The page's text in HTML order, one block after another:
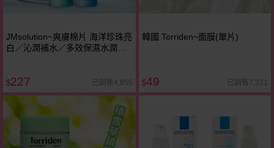
JMsolution~爽膚棉片 海洋珍珠亮
白／沁潤補水／多效保濕水潤／
Alpha去角質／維他命亮白／皇家
蜂蜜營養／積雪草舒緩 款式可選
$227 已銷售4,855
韓國 Torriden~面膜(單片)
$49 已銷售7,321